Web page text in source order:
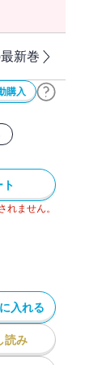
新巻
購入
ト
ません。
入れる
読み